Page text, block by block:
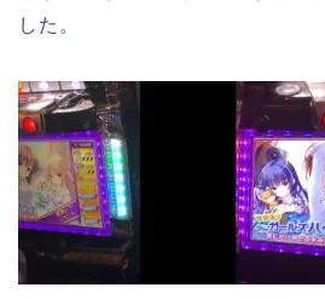
した。